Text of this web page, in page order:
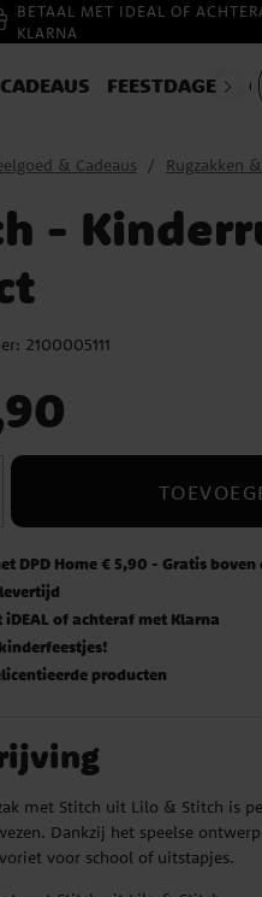
BETAAL MET IDEAL OF
KLARNA
FEESTDAGEN
& Cadeaus Rugzakken
-
2100005111
DPD Home € 5,90 - Gratis boven
iDEAL of achteraf met Klarna
producten
met Stitch uit Lilo & Stitch is
Dankzij het speelse
voor school of uitstapjes.